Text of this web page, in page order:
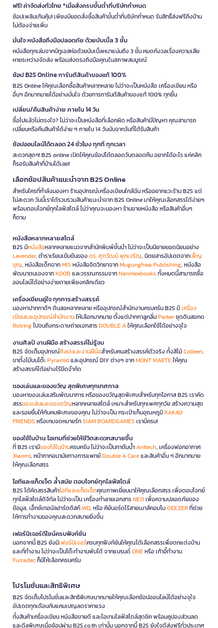
ฟรี! ค่าจัดส่งทั่วไทย *เมื่อสั่งครบขั้นต่ำที่บริษัทกำหนด
ช้อปเพลินเกินคุ้ม! เพียงมียอดสั่งซื้อสินค้าขั้นต่ำที่บริษัทกำหนด รับสิทธิ์ส่งฟรีถึงบ้าน
ไม่ต้องจ่ายเพิ่ม
มั่นใจ หนังสือถึงมือปลอดภัย ด้วยบับเบิ้ล 3 ชั้น
หนังสือทุกเล่มจากบีทูเอสห่อด้วยบับเบิ้ลหนาแน่นถึง 3 ชั้น หมดกังวลเรื่องความเสีย
หายระหว่างจัดส่ง พร้อมส่งตรงถึงมือคุณในสภาพสมบูรณ์
ช้อป B2S Online การันตีสินค้าของแท้ 100%
B2S Online ให้คุณเลือกซื้อสินค้าหลากหลาย ไม่ว่าจะเป็นหนังสือ เครื่องเขียน หรือ
อื่นๆ อีกมากมายได้อย่างมั่นใจ ด้วยการการันตีสินค้าของแท้ 100% ทุกชิ้น
เปลี่ยน/คืนสินค้าง่าย ภายใน 14 วัน
ซื้อไปแล้วไม่ตรงใจ? ไม่ว่าจะเป็นหนังสือที่เลือกผิด หรือสินค้ามีปัญหา คุณสามารถ
เปลี่ยนหรือคืนสินค้าได้ง่าย ๆ ภายใน 14 วันนับจากวันที่ได้รับสินค้า
ช้อปออนไลน์ได้ตลอด 24 ชั่วโมง ทุกที่ ทุกเวลา
สะดวกสุดๆ! B2S online เปิดให้คุณช้อปได้ตลอดวันตลอดคืน อยากได้อะไร แค่คลิก
ก็รอรับสินค้าที่บ้านได้เลย!
เลือกช้อปสินค้าแนะนำจาก B2S Online
สำหรับใครที่กำลังมองหา ร้านอุปกรณ์เครื่องเขียนใกล้ฉัน หรืออยากแวะร้าน B2S แต่
ไม่สะดวก วันนี้เราได้รวบรวมสินค้าแนะนำจาก B2S Online มาให้คุณเลือกสรรได้ง่ายๆ
พร้อมตอบโจทย์ทุกไลฟ์สไตล์ ไม่ว่าคุณจะมองหา ร้านขายหนังสือ หรือสินค้าอื่นๆ
ก็ตาม
หนังสือหลากหลายสไตล์
B2S มีหนังสือหลากหลายแนวจากสำนักพิมพ์ชั้นนำ ไม่ว่าจะเป็นนิยายยอดนิยมอย่าง
Lavender, ตำราเรียนเข้มข้นของดร. ศุภวัฒน์ พุกเจริญ, นิตยสารอัปเดตจากเพ็ญ
บุญ, หนังสือเด็กจากMIS หนังสือจิตวิทยาจากMugunghwa Publishing, หนังสือ
พัฒนาตนเองจากKOOB และวรรณกรรมจากNanmeebooks ทั้งหมดนี้สามารถซื้อ
ออนไลน์ได้อย่างง่ายดายเพียงคลิกเดียว
เครื่องเขียนคู่ใจ ทุกการสร้างสรรค์
มองหาปากกาดีๆ ดินสอหลากหลาย หรืออุปกรณ์สำนักงานครบครัน B2S มีเครื่อง
เขียนและอุปกรณ์สำนักงานให้เลือกมากมาย ตั้งแต่ปากกาลูกลื่นParkerชุดดินสอกด
Rotringไปจนถึงกระดาษถ่ายเอกสารDOUBLE Aให้คุณเลือกใช้ได้อย่างจุใจ
งานศิลป์ งานฝีมือ สร้างสรรค์ไม่รู้จบ
B2S จัดเต็มอุปกรณ์ศิลปะและงานฝีมือสำหรับคนสร้างสรรค์ตัวจริง ทั้งสีไม้Colleen,
ขาตั้งไม้บนโต๊ะPyramidและอุปกรณ์ DIY ต่างๆ จากMONT MARTEให้คุณ
สร้างสรรค์ได้อย่างไร้ขีดจำกัด
ของเล่นและของขวัญ สุดพิเศษทุกเทศกาล
มองหาของเล่นเสริมพัฒนาการ หรือของขวัญสุดพิเศษสำหรับทุกโอกาส B2S เราคัด
สรรของเล่นและของขวัญหลากหลายสไตล์ เหมาะสำหรับทุกเพศทุกวัย สร้างความสุข
และรอยยิ้มให้กับคนพิเศษของคุณ ไม่ว่าจะเป็น กระเป๋าเก็บอุณหภูมิKAKAO
FRIENDS หรือเกมจดหมายรักSIAM BOARDGAMES เรามีครบ!
ของใช้ในบ้าน ไอเทมที่ช่วยให้ชีวิตสะดวกสบายขึ้น
ที่ B2S เรามีของใช้ในบ้านครบครัน ไม่ว่าจะเป็นกาต้มน้ำAnitech, เครื่องฟอกอากาศ
Xiaomi, หน้ากากอนามัยทางการแพทย์Double A Careและสินค้าอื่น ๆ อีกมากมาย
ให้คุณเลือกสรร
ไอทีและแก็ดเจ็ต ล้ำสมัย ตอบโจทย์ทุกไลฟ์สไตล์
B2S ได้คัดสรรสินค้าไอทีและแก็ดเจ็ตคุณภาพเยี่ยมมาให้คุณเลือกสรร เพื่อตอบโจทย์
ทุกไลฟ์สไตล์ดิจิทัล ไม่ว่าจะเป็น เครื่องทำลายเอกสารNEOเพื่อความปลอดภัยของ
ข้อมูล, เอ็กซ์เทอนัลฮาร์ดดิสก์WD, หรือ คีย์บอร์ดไร้สายเมาส์คอมโบGEEZERที่ช่วย
ให้การทำงานของคุณสะดวกสบายยิ่งขึ้น
เฟอร์นิเจอร์ดีไซน์ครบฟังก์ชั่น
นอกจากนี้ B2S ยังมีเฟอร์นิเจอร์ครบทุกฟังก์ชันให้คุณได้เลือกสรรเพื่อตกแต่งบ้าน
และที่ทำงาน ไม่ว่าจะเป็นโต๊ะทำงานพับได้ จากแบรนด์ONEหรือ เก้าอี้ทำงาน
Furradecก็มีให้เลือกครบครัน
โปรโมชั่นและสิทธิพิเศษ
B2S จัดเต็มโปรโมชั่นและสิทธิพิเศษมากมายให้คุณเลือกช้อปออนไลน์ได้อย่างจุใจ
อัปเดตทุกเดือนกับแคมเปญลดราคาแรง
ทั้งสินค้าเครื่องเขียน หนังสือขายดี และไอเทมไลฟ์สไตล์สุดชิค พร้อมคูปองส่วนลด
และดีลพิเศษเมื่อช้อปผ่าน B2S.co.th เท่านั้น นอกจากนี้ B2S ยังใจดีส่งฟรีทั่วประเทศ